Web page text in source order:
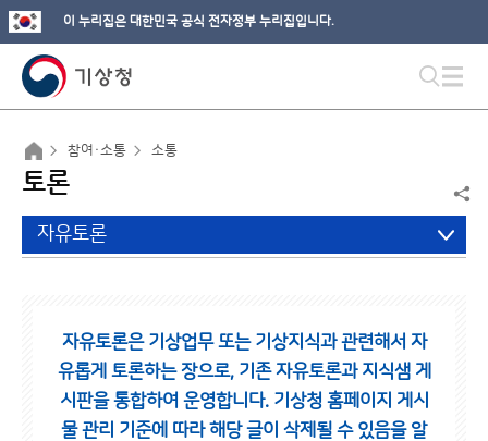
이 누리집은 대한민국 공식 전자정부 누리집입니다.
참여·소통 소통
토론
자유토론
자유토론은 기상업무 또는 기상지식과 관련해서 자
유롭게 토론하는 장으로, 기존 자유토론과 지식샘 게
시판을 통합하여 운영합니다. 기상청 홈페이지 게시
물 관리 기준에 따라 해당 글이 삭제될 수 있음을 알